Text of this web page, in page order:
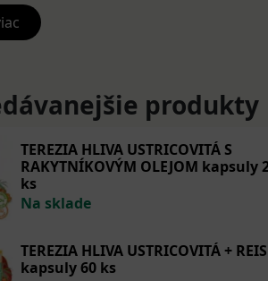
bez vedľajších účinkov. V
aj ako „huba nesmrteľnosti“, je
sa používa najmä na
. Obsahujetriterpényabeta-
a adaptogénne účinky.
výživy:
obranyschopnosť organizmu,
a stres,
produkty
TEREZIA HLIVA USTRICOVITÁ S
RAKYTNÍKOVÝM OLEJOM kapsuly
ks
Na sklade
TEREZIA HLIVA USTRICOVITÁ +
kapsuly 60 ks